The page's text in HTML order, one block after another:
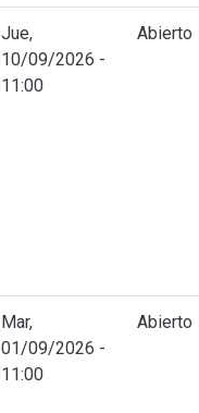
Jue,
10/09/2026 -
11:00
Abierto
Mar,
01/09/2026 -
11:00
Abierto